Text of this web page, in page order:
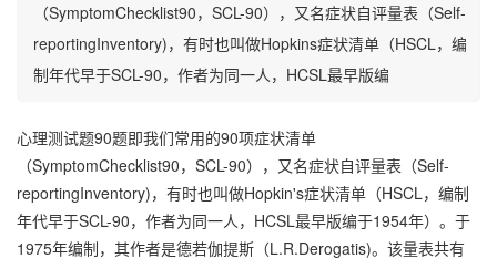
（SymptomChecklist90，SCL-90），又名症状自评量表（Self-
reportingInventory)，有时也叫做Hopkins症状清单（HSCL，编
制年代早于SCL-90，作者为同一人，HCSL最早版编
心理测试题90题即我们常用的90项症状清单
（SymptomChecklist90，SCL-90），又名症状自评量表（Self-
reportingInventory)，有时也叫做Hopkin's症状清单（HSCL，编制
年代早于SCL-90，作者为同一人，HCSL最早版编于1954年）。于
1975年编制，其作者是德若伽提斯（L.R.Derogatis)。该量表共有